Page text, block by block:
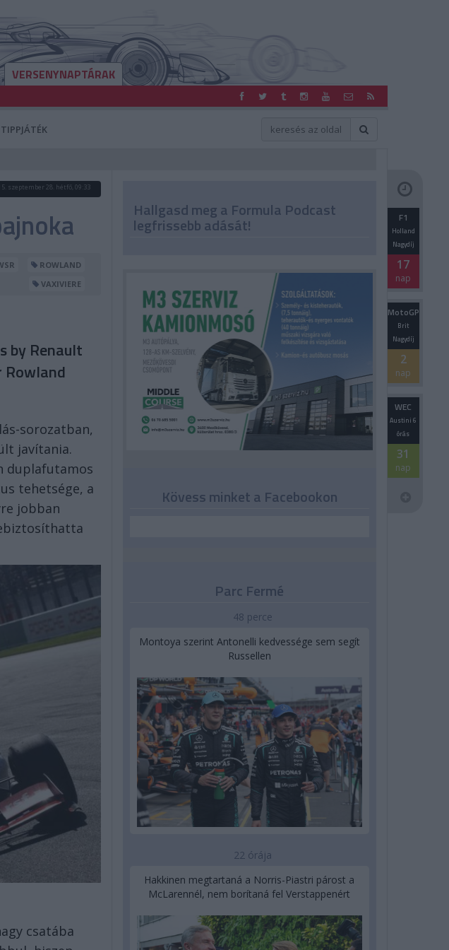
VERSENYNAPTÁRAK
TIPPJÁTÉK
szeptember 28. hétfő, 09:33
ROWLAND
VAXIVIERE
by Renault
Rowland
sorozatban,
javítania.
duplafutamos
tehetsége, a
jobban
csatába
Hallgasd meg a Formula Podcast
legfrissebb adását! F1
Holland
Nagydíj
17
nap
MotoGP
Brit
Nagydíj
2
nap
WEC
Austini 6
órás
31
nap
Kövess minket a Facebookon
Parc Fermé
48 perce
Montoya szerint Antonelli kedvessége sem segít
Russellen
22 órája
Hakkinen megtartaná a Norris-Piastri párost a
McLarennél, nem borítaná fel Verstappenért